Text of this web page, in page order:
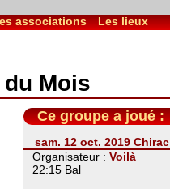
associations Les lieux
Mois
Ce groupe a joué :
sam. 12 oct. 2019 Chirac
Organisateur : Voilà
22:15 Bal